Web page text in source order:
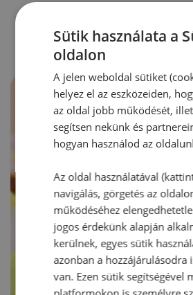
Sütik használata a
oldalon
A jelen weboldal sütiket
helyez el az eszközeiden,
az oldal jobb működését,
segítsen nekünk és
hogyan használod az
Az oldal használatával
navigálás, görgetés az
működéséhez
jogos érdekünk alapján
kerülnek, egyes sütik
azonban a hozzájárulásodra
van. Ezen sütik segítségével